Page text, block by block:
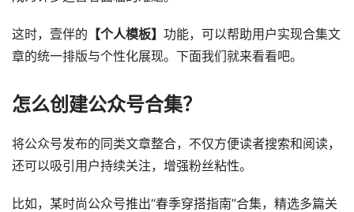
这时，壹伴的 【个人模板】 功能，可以帮助用户实现合集文
章的统一排版与个性化展现。下面我们就来看看吧。
怎么创建公众号合集？
将公众号发布的同类文章整合，不仅方便读者搜索和阅读，
还可以吸引用户持续关注，增强粉丝粘性。
比如，某时尚公众号推出“春季穿搭指南”合集，精选多篇关